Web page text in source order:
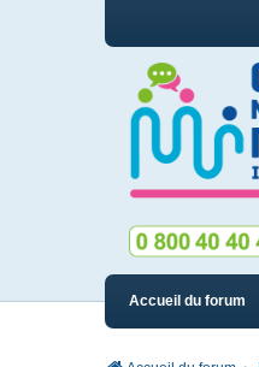
Accueil du forum